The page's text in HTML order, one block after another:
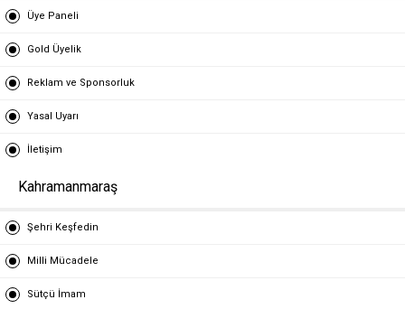
Üye Paneli
Gold Üyelik
Reklam ve Sponsorluk
Yasal Uyarı
İletişim
Kahramanmaraş
Şehri Keşfedin
Milli Mücadele
Sütçü İmam